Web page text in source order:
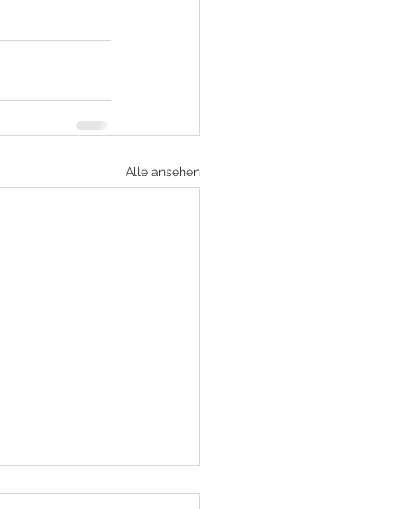
Alle ansehen